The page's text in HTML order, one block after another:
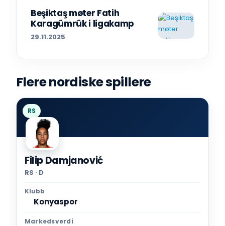
Beşiktaş møter Fatih
Karagümrük i ligakamp
29.11.2025
Flere nordiske spillere
RS
Filip Damjanović
RS · D
Klubb
Konyaspor
Markedsverdi